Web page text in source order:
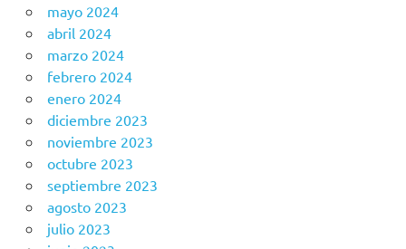
mayo 2024
abril 2024
marzo 2024
febrero 2024
enero 2024
diciembre 2023
noviembre 2023
octubre 2023
septiembre 2023
agosto 2023
julio 2023